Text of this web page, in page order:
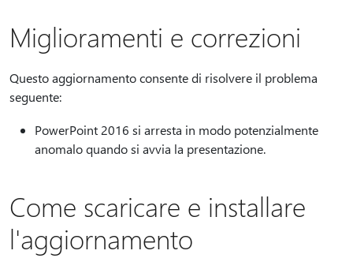
Miglioramenti e correzioni
Questo aggiornamento consente di risolvere il problema
seguente:
PowerPoint 2016 si arresta in modo potenzialmente
anomalo quando si avvia la presentazione.
Come scaricare e installare
l'aggiornamento